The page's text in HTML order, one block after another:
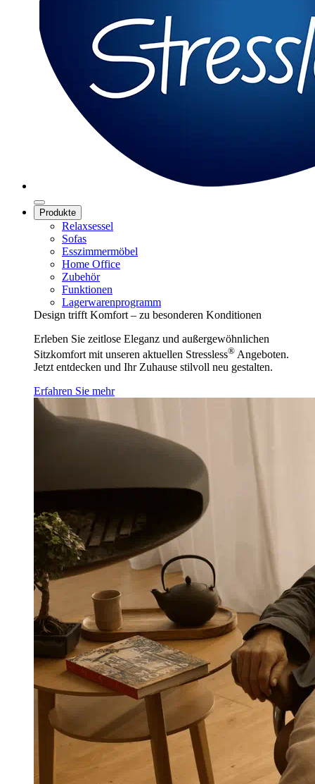
Produkte
Relaxsessel
Sofas
Esszimmermöbel
Home Office
Zubehör
Funktionen
Lagerwarenprogramm
Design trifft Komfort – zu besonderen Konditionen
Erleben Sie zeitlose Eleganz und außergewöhnlichen
Sitzkomfort mit unseren aktuellen Stressless® Angeboten.
Jetzt entdecken und Ihr Zuhause stilvoll neu gestalten.
Erfahren Sie mehr